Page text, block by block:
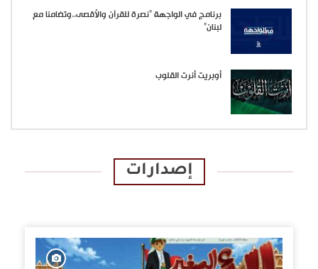
برنامج في الواجهة “نصرة للقرآن والأقصى..وتضامنا مع
لبنان”
أوبريت أنرت القلوب
إصدارات